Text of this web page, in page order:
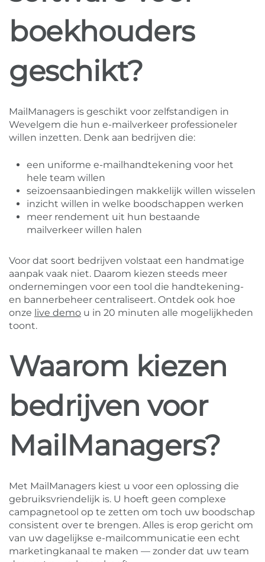
boekhouders
geschikt?
MailManagers is geschikt voor zelfstandigen in
Wevelgem die hun e-mailverkeer professioneler
willen inzetten. Denk aan bedrijven die:
een uniforme e-mailhandtekening voor het
hele team willen
seizoensaanbiedingen makkelijk willen wisselen
inzicht willen in welke boodschappen werken
meer rendement uit hun bestaande
mailverkeer willen halen
Voor dat soort bedrijven volstaat een handmatige
aanpak vaak niet. Daarom kiezen steeds meer
ondernemingen voor een tool die handtekening-
en bannerbeheer centraliseert. Ontdek ook hoe
onze live demo u in 20 minuten alle mogelijkheden
toont.
Waarom kiezen
bedrijven voor
MailManagers?
Met MailManagers kiest u voor een oplossing die
gebruiksvriendelijk is. U hoeft geen complexe
campagnetool op te zetten om toch uw boodschap
consistent over te brengen. Alles is erop gericht om
van uw dagelijkse e-mailcommunicatie een echt
marketingkanaal te maken — zonder dat uw team